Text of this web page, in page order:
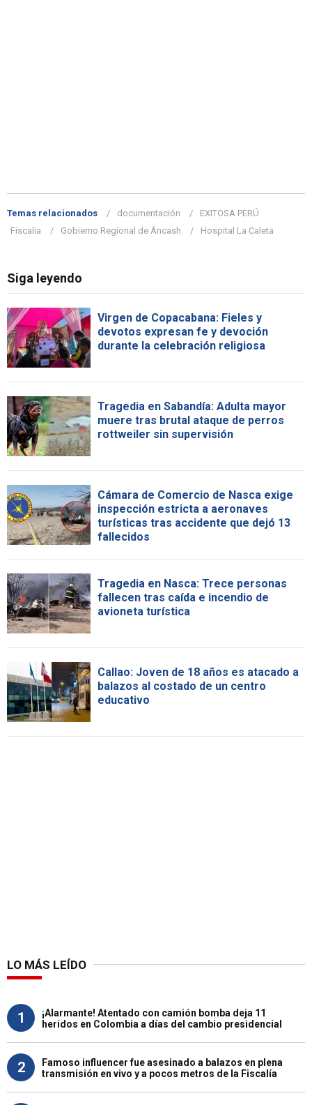
Temas relacionados documentación
EXITOSA PERÚ
Fiscalía
Gobierno Regional de Áncash Hospital La Caleta
Siga leyendo
Virgen de Copacabana: Fieles y
devotos expresan fe y devoción
durante la celebración religiosa
Tragedia en Sabandía: Adulta mayor
muere tras brutal ataque de perros
rottweiler sin supervisión
Cámara de Comercio de Nasca exige
inspección estricta a aeronaves
turísticas tras accidente que dejó 13
fallecidos
Tragedia en Nasca: Trece personas
fallecen tras caída e incendio de
avioneta turística
Callao: Joven de 18 años es atacado a
balazos al costado de un centro
educativo
LO MÁS LEÍDO
1
¡Alarmante! Atentado con camión bomba deja 11
heridos en Colombia a días del cambio presidencial
2
Famoso influencer fue asesinado a balazos en plena
transmisión en vivo y a pocos metros de la Fiscalía